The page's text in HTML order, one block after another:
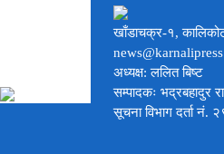
खाँडाचक्र-१,
अध्यक्ष: ललित बिष्ट
सम्पादकः भद्रबहादुर
सूचना विभाग दर्ता